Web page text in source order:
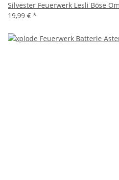
Silvester Feuerwerk Lesli Böse
19,99 € *